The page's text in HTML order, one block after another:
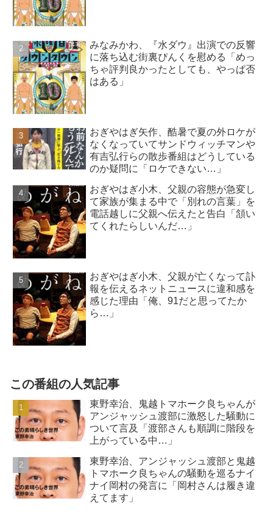
みなみかわ、『水ダウ』出演での反響
に落ち込む街裏ぴんくを慰める「めっ
ちゃ評判良かったとしても、やっぱ否
はある」
おぎやはぎ矢作、酷暑で夏の外ロケが
なくなっていてサンドウィッチマンや
有吉弘行らの散歩番組はどうしている
のか疑問に「ロケできない…」
おぎやはぎ小木、父親の容態が急変し
て家族が集まる中で「別れの言葉」を
電話越しに父親へ伝えたと告白「頷い
てくれたらしいんだ…」
おぎやはぎ小木、父親が亡くなって訃
報を伝えるネットニュースに違和感を
感じた理由「俺、91だと思ってたか
ら…」
この番組の人気記事
東野幸治、鬼越トマホーク良ちゃんが
アンジャッシュ渡部に激怒した騒動に
ついて言及「渡部さんも順調に階段を
上がっている中…」
東野幸治、アンジャッシュ渡部と鬼越
トマホーク良ちゃんの騒動を巡るナイ
ナイ岡村の発言に「岡村さんは履き違
えてます」